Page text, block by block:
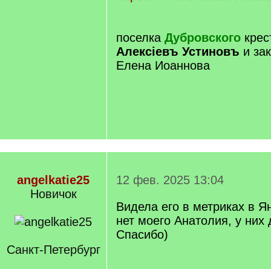
поселка Дубровского
Алексіевъ Устиновъ и
Елена Иоаннова
angelkatie25
Новичок
Санкт-Петербург
12 фев. 2025 13:04
Видела его в метриках в
нет моего Анатолия, у них
Спасибо)